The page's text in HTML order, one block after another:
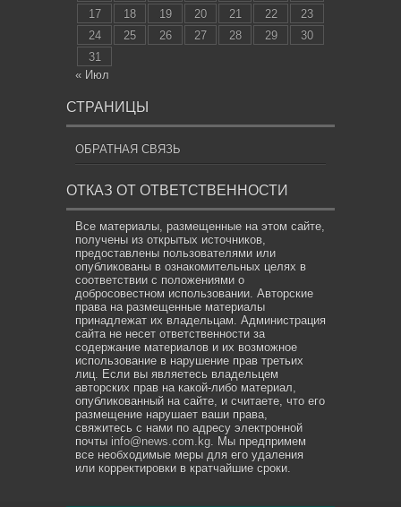
17
18 19 20 21 22
23
24
25 26 27 28 29
30
31
« Июл
СТРАНИЦЫ
ОБРАТНАЯ СВЯЗЬ
ОТКАЗ ОТ ОТВЕТСТВЕННОСТИ
Все материалы, размещенные на этом сайте,
получены из открытых источников,
предоставлены пользователями или
опубликованы в ознакомительных целях в
соответствии с положениями о
добросовестном использовании. Авторские
права на размещенные материалы
принадлежат их владельцам. Администрация
сайта не несет ответственности за
содержание материалов и их возможное
использование в нарушение прав третьих
лиц. Если вы являетесь владельцем
авторских прав на какой-либо материал,
опубликованный на сайте, и считаете, что его
размещение нарушает ваши права,
свяжитесь с нами по адресу электронной
почты info@news.com.kg. Мы предпримем
все необходимые меры для его удаления
или корректировки в кратчайшие сроки.